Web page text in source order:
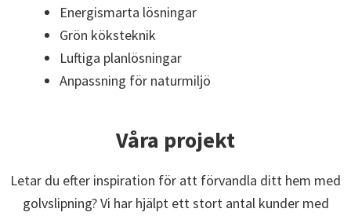
Energismarta lösningar
Grön köksteknik
Luftiga planlösningar
Anpassning för naturmiljö
Våra projekt
Letar du efter inspiration för att förvandla ditt hem med
golvslipning? Vi har hjälpt ett stort antal kunder med